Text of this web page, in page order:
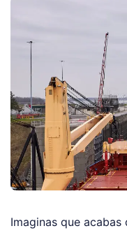
Imaginas que